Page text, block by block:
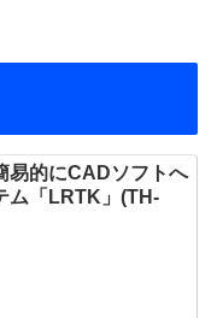
易的にCADソフトへ
ム「LRTK」(TH-